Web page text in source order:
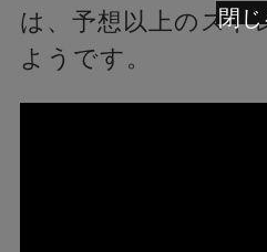
は、予想以上のスト
ようです。
閉じ